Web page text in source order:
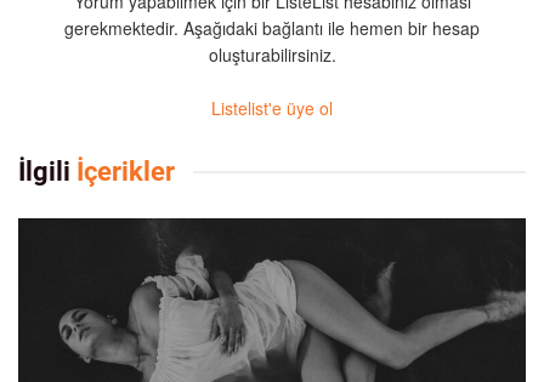
gerekmektedir. Aşağıdaki bağlantı ile hemen bir hesap
oluşturabilirsiniz.
Listelist'e üye ol
İlgili İçerikler